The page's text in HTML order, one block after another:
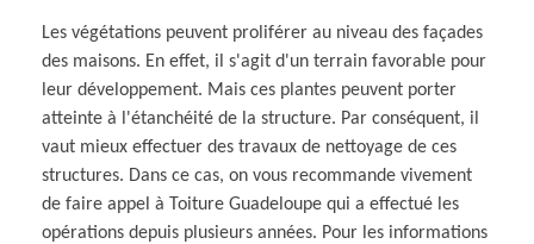
Les végétations peuvent proliférer au niveau des façades
des maisons. En effet, il s'agit d'un terrain favorable pour
leur développement. Mais ces plantes peuvent porter
atteinte à l'étanchéité de la structure. Par conséquent, il
vaut mieux effectuer des travaux de nettoyage de ces
structures. Dans ce cas, on vous recommande vivement
de faire appel à Toiture Guadeloupe qui a effectué les
opérations depuis plusieurs années. Pour les informations